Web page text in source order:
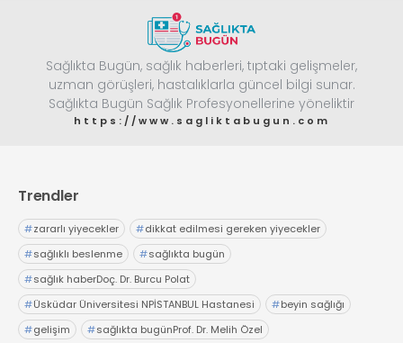
Sağlıkta Bugün, sağlık haberleri, tıptaki gelişmeler,
uzman görüşleri, hastalıklarla güncel bilgi sunar.
Sağlıkta Bugün Sağlık Profesyonellerine yöneliktir
https://www.sagliktabugun.com
Trendler
#zararlı yiyecekler #dikkat edilmesi gereken yiyecekler
#sağlıklı beslenme #sağlıkta bugün
#sağlık haberDoç. Dr. Burcu Polat
#Üsküdar Üniversitesi NPİSTANBUL Hastanesi #beyin sağlığı
#gelişim #sağlıkta bugünProf. Dr. Melih Özel